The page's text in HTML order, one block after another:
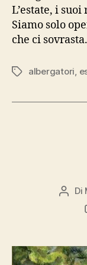
L’estate, i
Siamo solo
che ci sovrasta.
Tag albergatori
Di